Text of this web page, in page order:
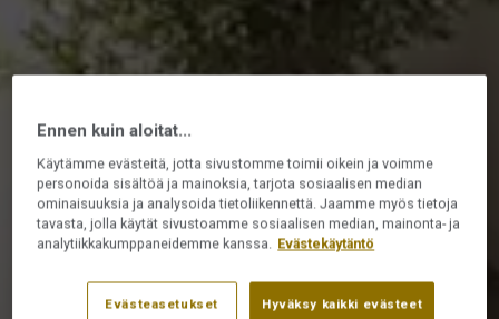
Ennen kuin aloitat...
Käytämme evästeitä, jotta sivustomme toimii oikein ja voimme
personoida sisältöä ja mainoksia, tarjota sosiaalisen median
ominaisuuksia ja analysoida tietoliikennettä. Jaamme myös tietoja
tavasta, jolla käytät sivustoamme sosiaalisen median, mainonta- ja
analytiikkakumppaneidemme kanssa. Evästekäytäntö
Evästeasetukset Hyväksy kaikki evästeet